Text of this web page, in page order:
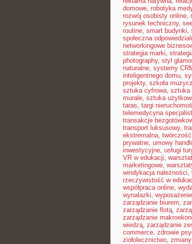
domowe, robotyka
rozwój osobisty online,
rysunek techniczny,
routine, smart budynki,
społeczna
networkingowe
strategia marki,
photography, styl
naturalne, systemy
inteligentnego domu,
projekty, szkoła
sztuka cyfrowa, sztuka
murale, sztuka
taras, targi
telemedycyna
transakcje
transport luksusowy,
ekstremalna,
prywatne, umowy
inwestycyjne, usługi
VR w edukacji,
marketingowe,
windykacja należności,
rzeczywistość w
współpraca online,
wynalazki,
zarządzanie biurem,
zarządzanie flotą,
zarządzanie
wiedzą, zarządzanie
commerce, zdrowie
ziołolecznictwo,